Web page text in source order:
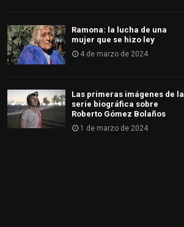
Ramona: la lucha de una
mujer que se hizo ley
4 de marzo de 2024
Las primeras imágenes de la
serie biográfica sobre
Roberto Gómez Bolaños
1 de marzo de 2024